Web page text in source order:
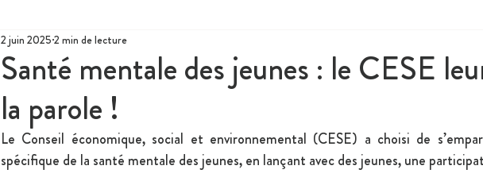
Santé mentale des jeunes : le CESE
la parole !
2 juin 2025 2 min de lecture
Le Conseil économique, social et environnemental (CESE) a choisi de
spécifique de la santé mentale des jeunes, en lançant avec des jeunes, une